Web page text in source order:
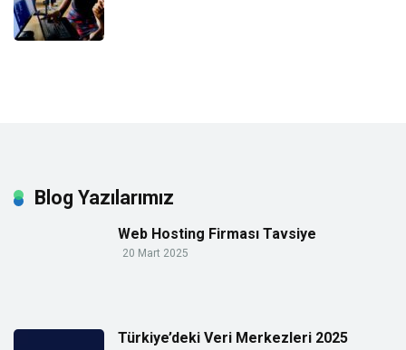
Blog Yazılarımız
Web Hosting Firması Tavsiye
20 Mart 2025
Türkiye’deki Veri Merkezleri 2025